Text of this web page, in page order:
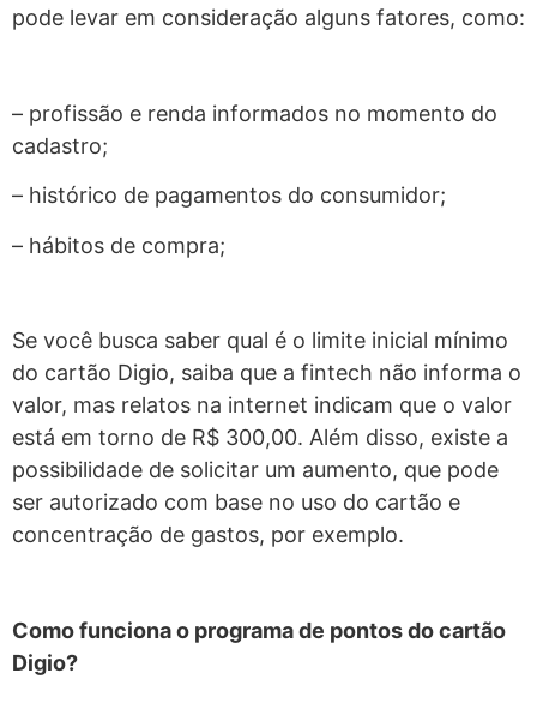
pode levar em consideração alguns fatores, como:
– profissão e renda informados no momento do
cadastro;
– histórico de pagamentos do consumidor;
– hábitos de compra;
Se você busca saber qual é o limite inicial mínimo
do cartão Digio, saiba que a fintech não informa o
valor, mas relatos na internet indicam que o valor
está em torno de R$ 300,00. Além disso, existe a
possibilidade de solicitar um aumento, que pode
ser autorizado com base no uso do cartão e
concentração de gastos, por exemplo.
Como funciona o programa de pontos do cartão
Digio?